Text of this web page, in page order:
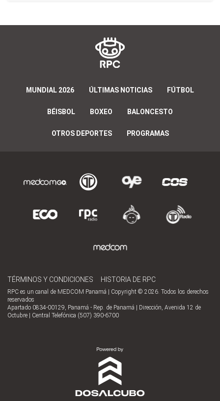
MUNDIAL 2026 ÚLTIMAS NOTICIAS FÚTBOL
BÉISBOL BOXEO BALONCESTO
OTROS DEPORTES PROGRAMAS
TÉRMINOS Y CONDICIONES HISTORIA DE RPC
RPC es un canal de MEDCOM Panamá | Copyright © 2026. Todos los derechos
reservados
Apartado 0834-00129, Panamá - Rep. de Panamá | Dirección, Avenida 12 de
Octubre | Central Telefónica (507) 390-6700